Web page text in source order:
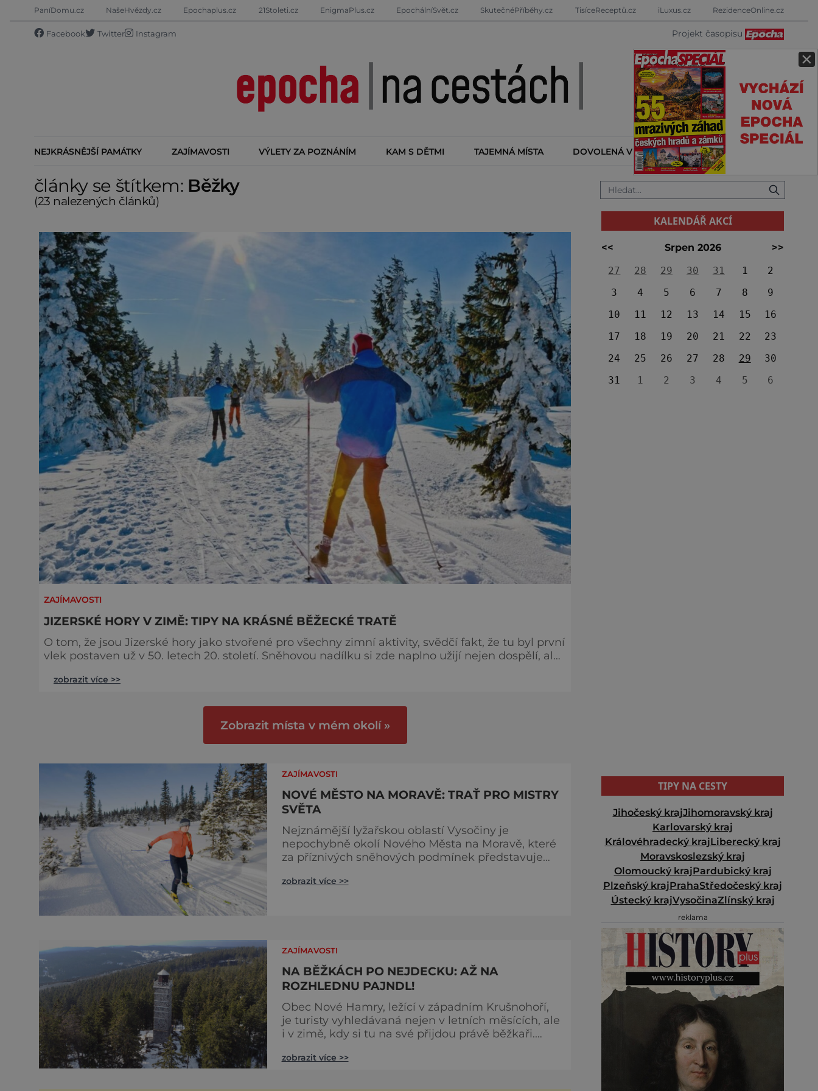
×
PaníDomu.cz NašeHvězdy.cz Epochaplus.cz 21Stoleti.cz EnigmaPlus.cz EpochálníSvět.cz SkutečnéPříběhy.cz TisíceReceptů.cz iLuxus.cz RezidenceOnline.cz
Facebook Twitter Instagram Projekt časopisu
NEJKRÁSNĚJŠÍ PAMÁTKY ZAJÍMAVOSTI VÝLETY ZA POZNÁNÍM KAM S DĚTMI TAJEMNÁ MÍSTA DOVOLENÁ V ZAHRANIČÍ KALENDÁŘ AKCÍ
články se štítkem: Běžky
(23 nalezených článků)
ZAJÍMAVOSTI
JIZERSKÉ HORY V ZIMĚ: TIPY NA KRÁSNÉ BĚŽECKÉ TRATĚ
O tom, že jsou Jizerské hory jako stvořené pro všechny zimní aktivity, svědčí fakt, že tu byl první
vlek postaven už v 50. letech 20. století. Sněhovou nadílku si zde naplno užijí nejen dospělí, ale
milovníci adrenalinu. Jizerské hory se z větší části rozkládají v Polsku, ale jejich nejkrásnější
zobrazit více >>
Zobrazit místa v mém okolí »
ZAJÍMAVOSTI
NOVÉ MĚSTO NA MORAVĚ: TRAŤ PRO MISTRY
SVĚTA
Nejznámější lyžařskou oblastí Vysočiny je
nepochybně okolí Nového Města na Moravě, které
za příznivých sněhových podmínek představuje
v Česku. Všechny tratě jsou upravovány rolbou pro
zobrazit více >>
ZAJÍMAVOSTI
NA BĚŽKÁCH PO NEJDECKU: AŽ NA
ROZHLEDNU PAJNDL!
Obec Nové Hamry, ležící v západním Krušnohoří,
je turisty vyhledávaná nejen v letních měsících, ale
i v zimě, kdy si tu na své přijdou právě běžkaři.
Krušnohorskou magistrálu nebo běžecké terény
zobrazit více >>
KALENDÁŘ AKCÍ
<< Srpen 2026
>>
27
28 29 30 31 1
2
3
4 5 6 7 8
9
10
11 12 13 14 15
16
17
18 19 20 21 22
23
24
25 26 27 28 29
30
31
1 2 3 4 5 6
TIPY NA CESTY
Jihočeský krajJihomoravský kraj
Karlovarský kraj
Královéhradecký krajLiberecký kraj
Moravskoslezský kraj
Olomoucký krajPardubický kraj
Plzeňský krajPrahaStředočeský kraj
Ústecký krajVysočinaZlínský kraj
reklama